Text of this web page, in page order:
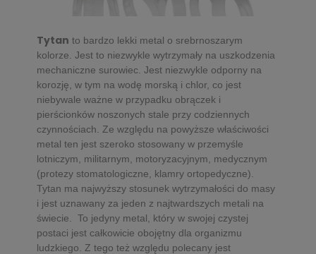
Tytan to bardzo lekki metal o srebrnoszarym
kolorze. Jest to niezwykle wytrzymały na uszkodzenia
mechaniczne surowiec. Jest niezwykle odporny na
korozję, w tym na wodę morską i chlor, co jest
niebywale ważne w przypadku obrączek i
pierścionków noszonych stale przy codziennych
czynnościach. Ze względu na powyższe właściwości
metal ten jest szeroko stosowany w przemyśle
lotniczym, militarnym, motoryzacyjnym, medycznym
(protezy stomatologiczne, klamry ortopedyczne).
Tytan ma najwyższy stosunek wytrzymałości do masy
i jest uznawany za jeden z najtwardszych metali na
świecie. To jedyny metal, który w swojej czystej
postaci jest całkowicie obojętny dla organizmu
ludzkiego. Z tego też względu polecany jest